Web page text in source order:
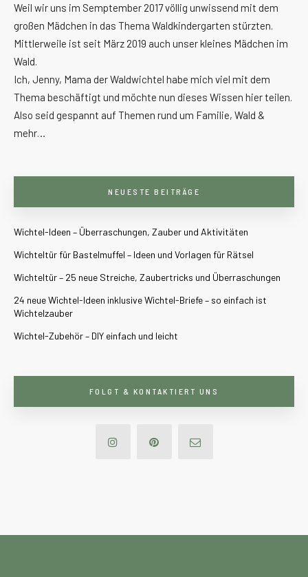
Weil wir uns im Semptember 2017 völlig unwissend mit dem
großen Mädchen in das Thema Waldkindergarten stürzten.
Mittlerweile ist seit März 2019 auch unser kleines Mädchen im
Wald.
Ich, Jenny, Mama der Waldwichtel habe mich viel mit dem
Thema beschäftigt und möchte nun dieses Wissen hier teilen.
Also seid gespannt auf Themen rund um Familie, Wald &
mehr…
NEUESTE BEITRÄGE
Wichtel-Ideen – Überraschungen, Zauber und Aktivitäten
Wichteltür für Bastelmuffel – Ideen und Vorlagen für Rätsel
Wichteltür – 25 neue Streiche, Zaubertricks und Überraschungen
24 neue Wichtel-Ideen inklusive Wichtel-Briefe – so einfach ist
Wichtelzauber
Wichtel-Zubehör – DIY einfach und leicht
FOLGT & KONTAKTIERT UNS